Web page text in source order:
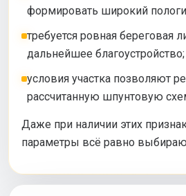
формировать широкий
требуется ровная береговая
дальнейшее благоустройство;
условия участка позволяют
рассчитанную шпунтовую
Даже при наличии этих
параметры всё равно